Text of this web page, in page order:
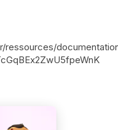
ressources/